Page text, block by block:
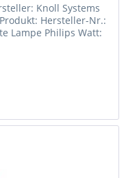
Knoll Systems
Hersteller-Nr.:
Lampe Philips Watt: